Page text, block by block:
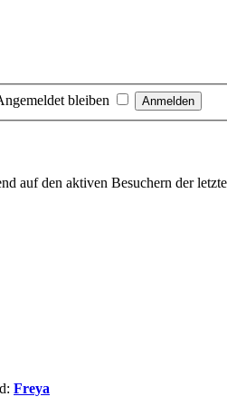
bleiben
auf den aktiven Besuchern der
Freya